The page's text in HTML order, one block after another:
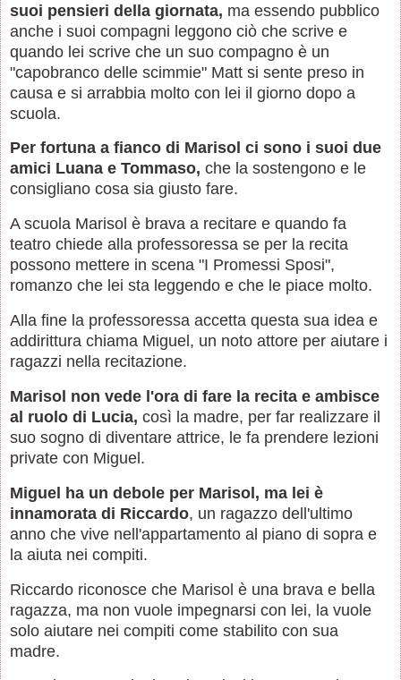
suoi pensieri della giornata, ma essendo pubblico
anche i suoi compagni leggono ciò che scrive e
quando lei scrive che un suo compagno è un
"capobranco delle scimmie" Matt si sente preso in
causa e si arrabbia molto con lei il giorno dopo a
scuola.
Per fortuna a fianco di Marisol ci sono i suoi due
amici Luana e Tommaso, che la sostengono e le
consigliano cosa sia giusto fare.
A scuola Marisol è brava a recitare e quando fa
teatro chiede alla professoressa se per la recita
possono mettere in scena "I Promessi Sposi",
romanzo che lei sta leggendo e che le piace molto.
Alla fine la professoressa accetta questa sua idea e
addirittura chiama Miguel, un noto attore per aiutare i
ragazzi nella recitazione.
Marisol non vede l'ora di fare la recita e ambisce
al ruolo di Lucia, così la madre, per far realizzare il
suo sogno di diventare attrice, le fa prendere lezioni
private con Miguel.
Miguel ha un debole per Marisol, ma lei è
innamorata di Riccardo, un ragazzo dell'ultimo
anno che vive nell'appartamento al piano di sopra e
la aiuta nei compiti.
Riccardo riconosce che Marisol è una brava e bella
ragazza, ma non vuole impegnarsi con lei, la vuole
solo aiutare nei compiti come stabilito con sua
madre.